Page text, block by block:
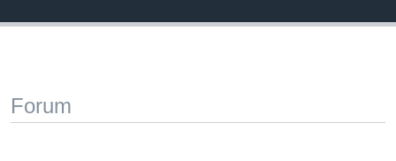
Forum